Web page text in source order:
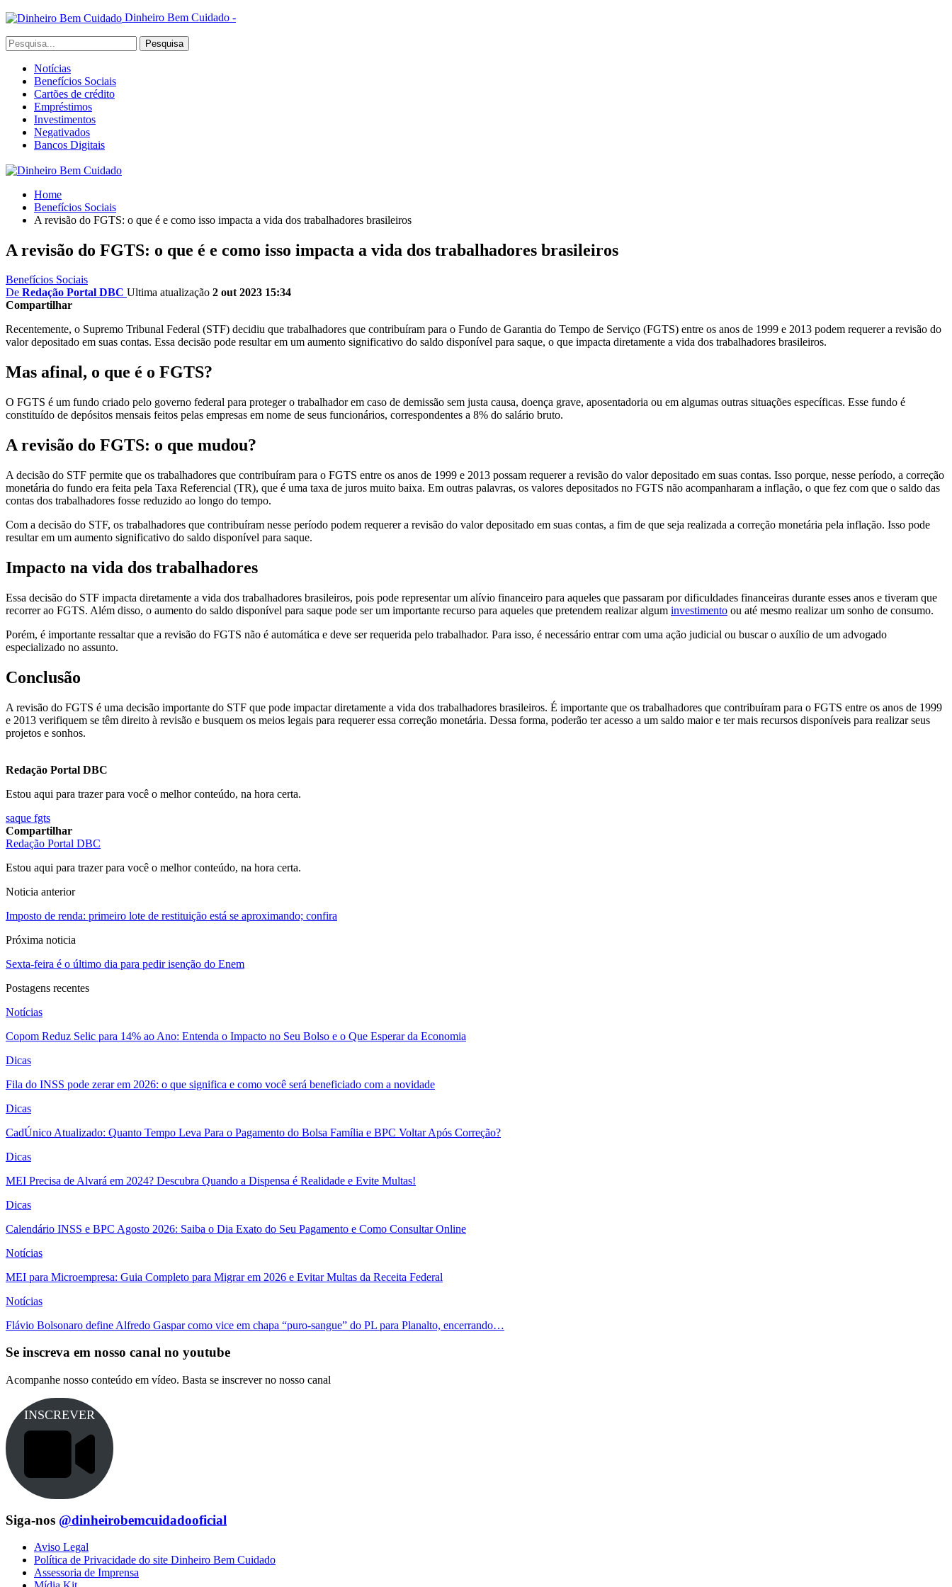
Dinheiro Bem Cuidado -
Notícias
Benefícios Sociais
Cartões de crédito
Empréstimos
Investimentos
Negativados
Bancos Digitais
Home
Benefícios Sociais
A revisão do FGTS: o que é e como isso impacta a vida dos trabalhadores brasileiros
A revisão do FGTS: o que é e como isso impacta a vida dos trabalhadores brasileiros
Benefícios Sociais
De Redação Portal DBC Ultima atualização 2 out 2023 15:34
Compartilhar
Recentemente, o Supremo Tribunal Federal (STF) decidiu que trabalhadores que contribuíram para o Fundo de Garantia do Tempo de Serviço (FGTS) entre os anos de 1999 e 2013 podem requerer a revisão do
valor depositado em suas contas. Essa decisão pode resultar em um aumento significativo do saldo disponível para saque, o que impacta diretamente a vida dos trabalhadores brasileiros.
Mas afinal, o que é o FGTS?
O FGTS é um fundo criado pelo governo federal para proteger o trabalhador em caso de demissão sem justa causa, doença grave, aposentadoria ou em algumas outras situações específicas. Esse fundo é
constituído de depósitos mensais feitos pelas empresas em nome de seus funcionários, correspondentes a 8% do salário bruto.
A revisão do FGTS: o que mudou?
A decisão do STF permite que os trabalhadores que contribuíram para o FGTS entre os anos de 1999 e 2013 possam requerer a revisão do valor depositado em suas contas. Isso porque, nesse período, a correção
monetária do fundo era feita pela Taxa Referencial (TR), que é uma taxa de juros muito baixa. Em outras palavras, os valores depositados no FGTS não acompanharam a inflação, o que fez com que o saldo das
contas dos trabalhadores fosse reduzido ao longo do tempo.
Com a decisão do STF, os trabalhadores que contribuíram nesse período podem requerer a revisão do valor depositado em suas contas, a fim de que seja realizada a correção monetária pela inflação. Isso pode
resultar em um aumento significativo do saldo disponível para saque.
Impacto na vida dos trabalhadores
Essa decisão do STF impacta diretamente a vida dos trabalhadores brasileiros, pois pode representar um alívio financeiro para aqueles que passaram por dificuldades financeiras durante esses anos e tiveram que
recorrer ao FGTS. Além disso, o aumento do saldo disponível para saque pode ser um importante recurso para aqueles que pretendem realizar algum investimento ou até mesmo realizar um sonho de consumo.
Porém, é importante ressaltar que a revisão do FGTS não é automática e deve ser requerida pelo trabalhador. Para isso, é necessário entrar com uma ação judicial ou buscar o auxílio de um advogado
especializado no assunto.
Conclusão
A revisão do FGTS é uma decisão importante do STF que pode impactar diretamente a vida dos trabalhadores brasileiros. É importante que os trabalhadores que contribuíram para o FGTS entre os anos de 1999
e 2013 verifiquem se têm direito à revisão e busquem os meios legais para requerer essa correção monetária. Dessa forma, poderão ter acesso a um saldo maior e ter mais recursos disponíveis para realizar seus
projetos e sonhos.
Redação Portal DBC
Estou aqui para trazer para você o melhor conteúdo, na hora certa.
saque fgts
Compartilhar
Redação Portal DBC
Estou aqui para trazer para você o melhor conteúdo, na hora certa.
Noticia anterior
Imposto de renda: primeiro lote de restituição está se aproximando; confira
Próxima noticia
Sexta-feira é o último dia para pedir isenção do Enem
Postagens recentes
Notícias
Copom Reduz Selic para 14% ao Ano: Entenda o Impacto no Seu Bolso e o Que Esperar da Economia
Dicas
Fila do INSS pode zerar em 2026: o que significa e como você será beneficiado com a novidade
Dicas
CadÚnico Atualizado: Quanto Tempo Leva Para o Pagamento do Bolsa Família e BPC Voltar Após Correção?
Dicas
MEI Precisa de Alvará em 2024? Descubra Quando a Dispensa é Realidade e Evite Multas!
Dicas
Calendário INSS e BPC Agosto 2026: Saiba o Dia Exato do Seu Pagamento e Como Consultar Online
Notícias
MEI para Microempresa: Guia Completo para Migrar em 2026 e Evitar Multas da Receita Federal
Notícias
Flávio Bolsonaro define Alfredo Gaspar como vice em chapa “puro-sangue” do PL para Planalto, encerrando…
Se inscreva em nosso canal no youtube
Acompanhe nosso conteúdo em vídeo. Basta se inscrever no nosso canal
INSCREVER
Siga-nos @dinheirobemcuidadooficial
Aviso Legal
Política de Privacidade do site Dinheiro Bem Cuidado
Assessoria de Imprensa